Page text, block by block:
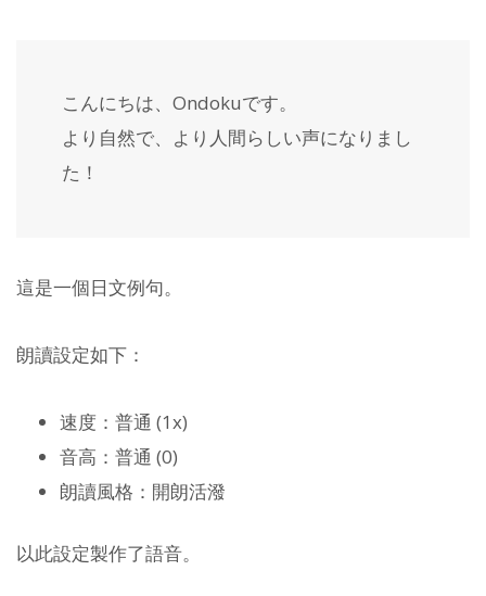
こんにちは、Ondokuです。
より自然で、より人間らしい声になりまし
た！
這是一個日文例句。
朗讀設定如下：
速度：普通 (1x)
音高：普通 (0)
朗讀風格：開朗活潑
以此設定製作了語音。